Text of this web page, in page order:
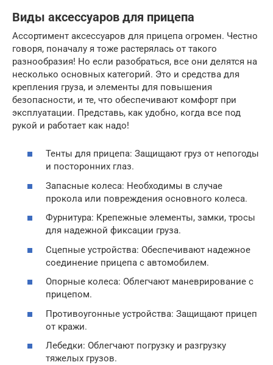
Виды аксессуаров для прицепа
Ассортимент аксессуаров для прицепа огромен. Честно
говоря, поначалу я тоже растерялась от такого
разнообразия! Но если разобраться, все они делятся на
несколько основных категорий. Это и средства для
крепления груза, и элементы для повышения
безопасности, и те, что обеспечивают комфорт при
эксплуатации. Представь, как удобно, когда все под
рукой и работает как надо!
Тенты для прицепа: Защищают груз от непогоды
и посторонних глаз.
Запасные колеса: Необходимы в случае
прокола или повреждения основного колеса.
Фурнитура: Крепежные элементы, замки, тросы
для надежной фиксации груза.
Сцепные устройства: Обеспечивают надежное
соединение прицепа с автомобилем.
Опорные колеса: Облегчают маневрирование с
прицепом.
Противоугонные устройства: Защищают прицеп
от кражи.
Лебедки: Облегчают погрузку и разгрузку
тяжелых грузов.